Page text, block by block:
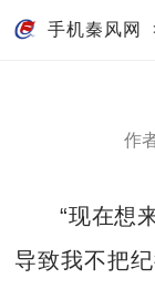
手机秦风网
作
“现在想
导致我不把